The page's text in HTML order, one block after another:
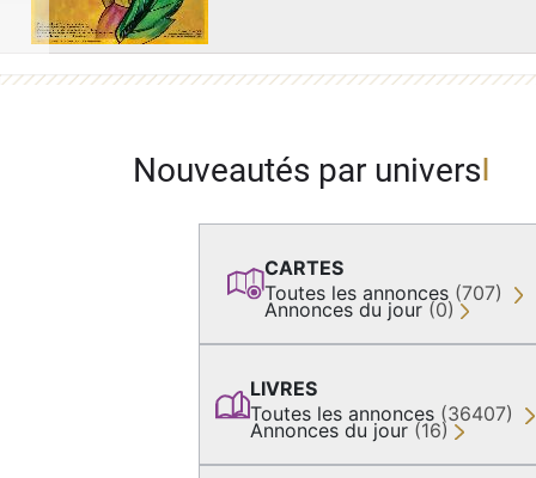
Nouveautés par univers
CARTES
Toutes les annonces (707)
Annonces du jour (0)
LIVRES
Toutes les annonces (36407)
Annonces du jour (16)